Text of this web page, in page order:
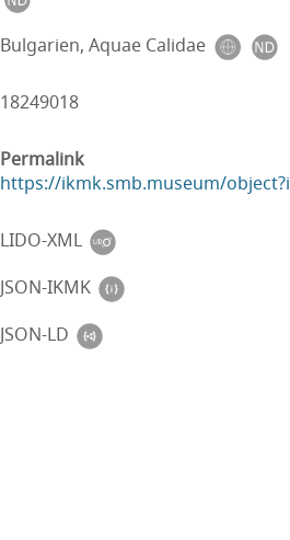
Bulgarien, Aquae Calidae
18249018
Permalink
https://ikmk.smb.museum/
LIDO-XML
JSON-IKMK
JSON-LD